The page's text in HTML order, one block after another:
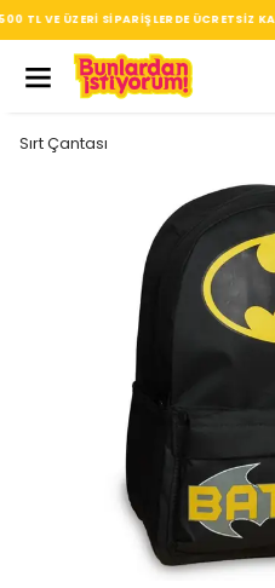
SEÇTIĞIN HER ÜRÜN,
Sırt Çantası